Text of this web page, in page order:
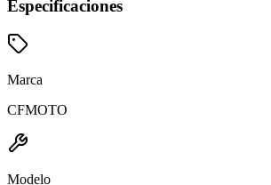
Especificaciones
Marca
CFMOTO
Modelo